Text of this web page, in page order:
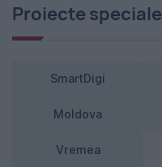
Proiecte speciale
SmartDigi
Moldova
Vremea